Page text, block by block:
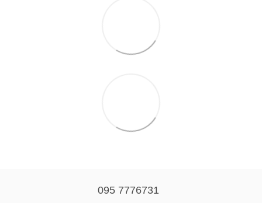
095 7776731